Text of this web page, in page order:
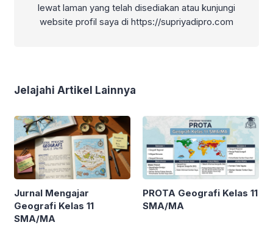
lewat laman yang telah disediakan atau kunjungi
website profil saya di https://supriyadipro.com
Jelajahi Artikel Lainnya
Jurnal Mengajar
Geografi Kelas 11
SMA/MA
PROTA Geografi Kelas 11
SMA/MA